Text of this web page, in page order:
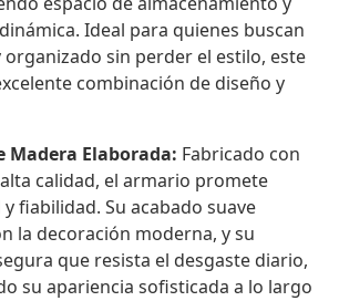
Ideal para quienes buscan
sin perder el estilo, este
combinación de diseño y
Madera Elaborada: Fabricado con
calidad, el armario promete
fiabilidad. Su acabado suave
la decoración moderna, y su
que resista el desgaste diario,
su apariencia sofisticada a lo largo